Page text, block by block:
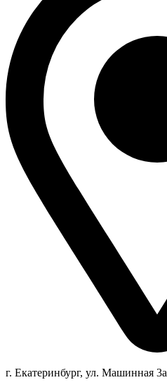
г. Екатеринбург, ул. Машинная 3а